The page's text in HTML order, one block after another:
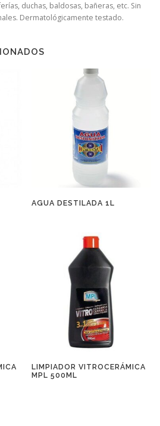
duchas, baldosas, bañeras, etc. Sin
Dermatológicamente testado.
AGUA DESTILADA 1L
LIMPIADOR VITROCERÁMICA
MPL 500ML